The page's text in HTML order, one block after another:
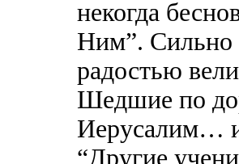
некогда
Ним”. Сильно
радостью
Шедшие по
Иерусалим…
“Другие